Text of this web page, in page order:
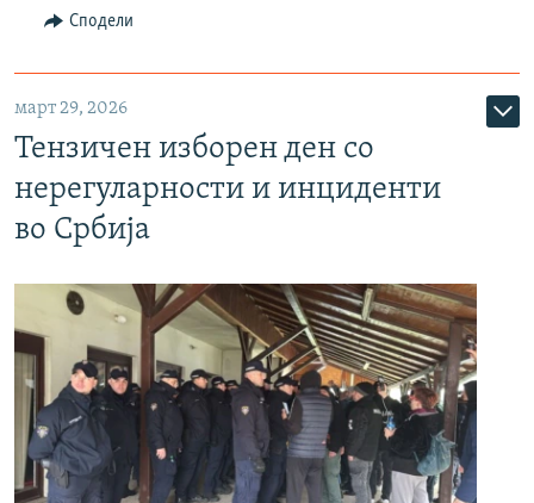
Сподели
март 29, 2026
Тензичен изборен ден со
нерегуларности и инциденти
во Србија